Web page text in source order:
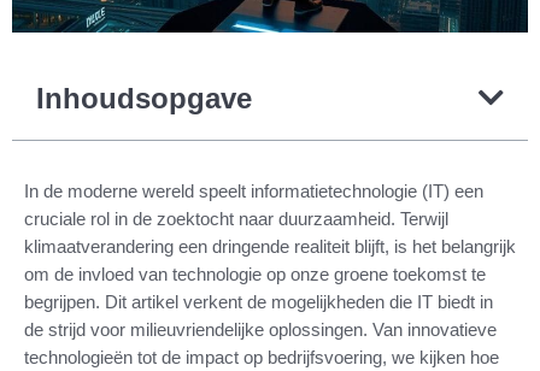
Inhoudsopgave
In de moderne wereld speelt informatietechnologie (IT) een
cruciale rol in de zoektocht naar duurzaamheid. Terwijl
klimaatverandering een dringende realiteit blijft, is het belangrijk
om de invloed van technologie op onze groene toekomst te
begrijpen. Dit artikel verkent de mogelijkheden die IT biedt in
de strijd voor milieuvriendelijke oplossingen. Van innovatieve
technologieën tot de impact op bedrijfsvoering, we kijken hoe